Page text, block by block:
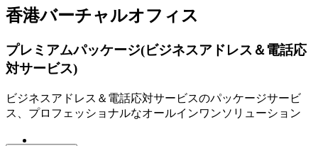
香港バーチャルオフィス
プレミアムパッケージ(ビジネスアドレス＆電話応
対サービス)
ビジネスアドレス＆電話応対サービスのパッケージサービ
ス、プロフェッショナルなオールインワンソリューション